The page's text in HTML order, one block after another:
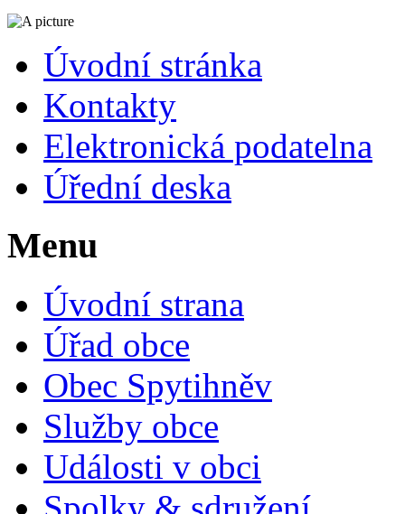
Úvodní stránka
Kontakty
Elektronická podatelna
Úřední deska
Menu
Úvodní strana
Úřad obce
Obec Spytihněv
Služby obce
Události v obci